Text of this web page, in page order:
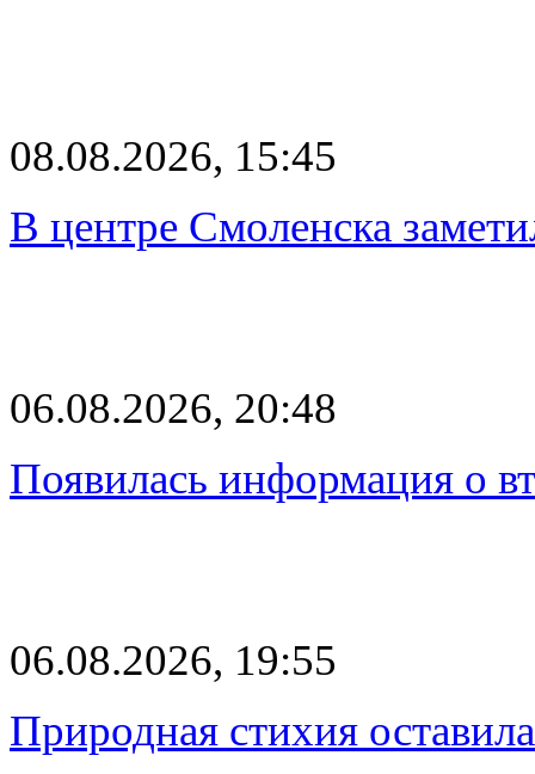
08.08.2026, 15:45
В центре Смоленска
06.08.2026, 20:48
Появилась информация о
06.08.2026, 19:55
Природная стихия